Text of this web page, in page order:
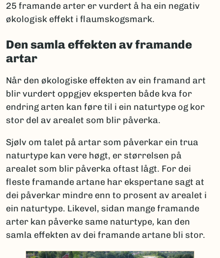
25 framande arter er vurdert å ha ein negativ
økologisk effekt i flaumskogsmark.
Den samla effekten av framande
artar
Når den økologiske effekten av ein framand art
blir vurdert oppgjev eksperten både kva for
endring arten kan føre til i ein naturtype og kor
stor del av arealet som blir påverka.
Sjølv om talet på artar som påverkar ein trua
naturtype kan vere høgt, er størrelsen på
arealet som blir påverka oftast lågt. For dei
fleste framande artane har ekspertane sagt at
dei påverkar mindre enn to prosent av arealet i
ein naturtype. Likevel, sidan mange framande
arter kan påverke same naturtype, kan den
samla effekten av dei framande artane bli stor.